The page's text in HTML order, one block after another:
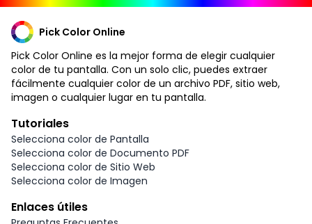
Pick Color Online
Pick Color Online es la mejor forma de elegir cualquier
color de tu pantalla. Con un solo clic, puedes extraer
fácilmente cualquier color de un archivo PDF, sitio web,
imagen o cualquier lugar en tu pantalla.
Tutoriales
Selecciona color de Pantalla
Selecciona color de Documento PDF
Selecciona color de Sitio Web
Selecciona color de Imagen
Enlaces útiles